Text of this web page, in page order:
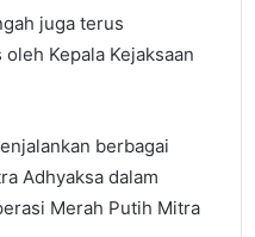
juga terus
Kepala Kejaksaan
berbagai
Adhyaksa dalam
Merah Putih Mitra